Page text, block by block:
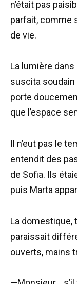
n’était pas
parfait, comme
de vie.
La lumière
suscita soudain
porte
que l’espace
Il n’eut pas le
entendit des
de Sofia. Ils
puis Marta
La domestique,
paraissait
ouverts, mains